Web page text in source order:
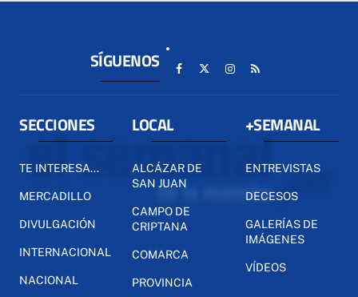
SÍGUENOS
SECCIONES
TE INTERESA...
MERCADILLO
DIVULGACIÓN
INTERNACIONAL
NACIONAL
LOCAL
ALCÁZAR DE
SAN JUAN
CAMPO DE
CRIPTANA
COMARCA
PROVINCIA
+SEMANAL
ENTREVISTAS
DECESOS
GALERÍAS DE
IMÁGENES
VÍDEOS